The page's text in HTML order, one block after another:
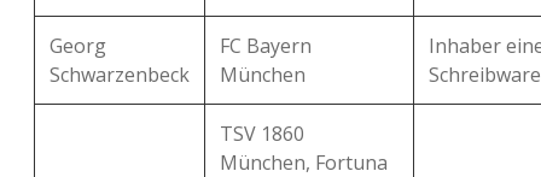
Georg
Schwarzenbeck
FC Bayern
München
Inhaber
TSV 1860
München, Fortuna